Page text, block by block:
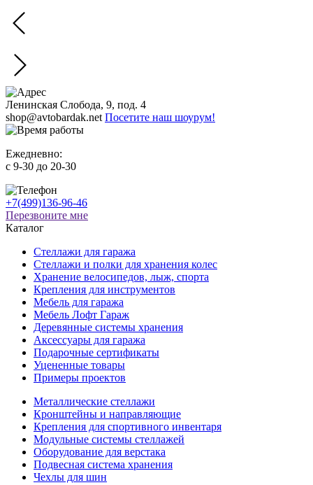
Ленинская Слобода, 9, под. 4
shop@avtobardak.net Посетите наш шоурум!
Ежедневно:
c 9-30 до 20-30
+7(499)136-96-46
Перезвоните мне
Каталог
Стеллажи для гаража
Стеллажи и полки для хранения колес
Хранение велосипедов, лыж, спорта
Крепления для инструментов
Мебель для гаража
Мебель Лофт Гараж
Деревянные системы хранения
Аксессуары для гаража
Подарочные сертификаты
Уцененные товары
Примеры проектов
Металлические стеллажи
Кронштейны и направляющие
Крепления для спортивного инвентаря
Модульные системы стеллажей
Оборудование для верстака
Подвесная система хранения
Чехлы для шин